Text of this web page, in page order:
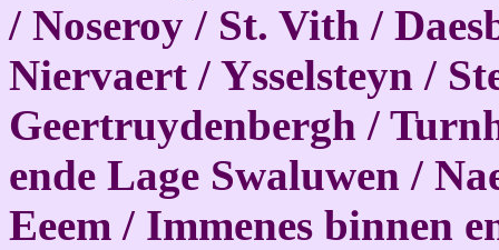
/ Noseroy / St. Vith /
Niervaert / Ysselsteyn /
Geertruydenbergh /
ende Lage Swaluwen /
Eeem / Immenes binnen